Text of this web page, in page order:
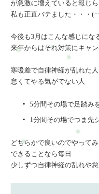
が急激に増えていると報じら
私も正直バテました・・・(ｰ
今後も3月はこんな感じにな
来年からはそれ対策にキャ
寒暖差で自律神経が乱れた人
怠くてやる気がでない人
5分間その場で足踏み
1分間その場でつま先
どちらかで良いのでやってみ
できることなら毎日
少しずつ自律神経の乱れや